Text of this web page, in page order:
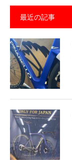
最近の記事